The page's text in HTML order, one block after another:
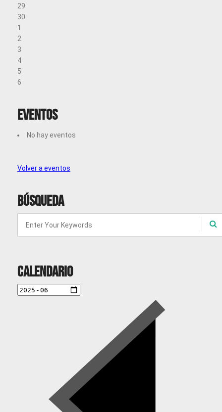
29
30
1
2
3
4
5
6
Eventos
No hay eventos
Volver a eventos
Búsqueda
Calendario